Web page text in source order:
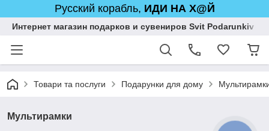
Русский корабль, ИДИ НА Х@Й
Интернет магазин подарков и сувениров Svit Podarunkiv
Товари та послуги Подарунки для дому
Мультирамки